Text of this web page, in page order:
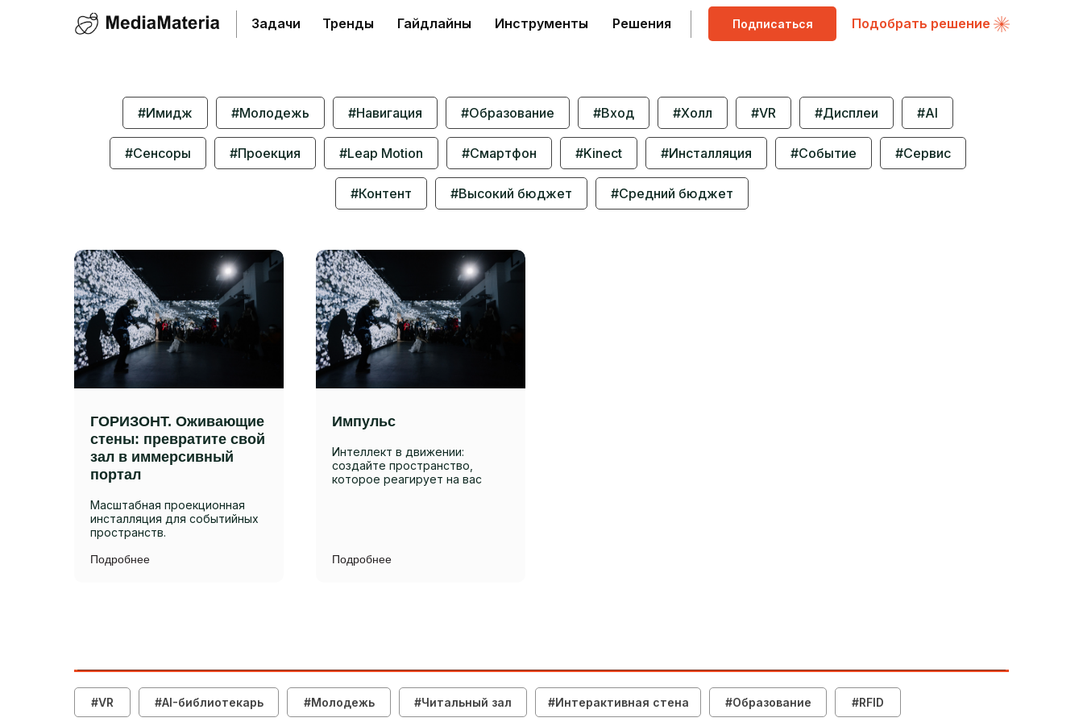
Подобрать решение
Решения
Инструменты
Гайдлайны
Тренды
Задачи Подписаться
#Имидж #Молодежь #Навигация #Образование #Вход #Холл #VR #Дисплеи #AI
#Сенсоры #Проекция #Leap Motion #Смартфон #Kinect #Инсталляция #Событие #Сервис
#Контент #Высокий бюджет #Средний бюджет
ГОРИЗОНТ. Оживающие
стены: превратите свой
зал в иммерсивный
портал
Масштабная проекционная
инсталляция для событийных
пространств.
Подробнее
Импульс
Интеллект в движении:
создайте пространство,
которое реагирует на вас
Подробнее
#RFID
#Образование
#Интерактивная стена
#Читальный зал
#Молодежь
#AI-библиотекарь
#VR